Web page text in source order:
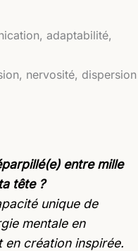
adaptabilité,
nervosité, dispersion
entre mille
tête ?
unique de
mentale en
création inspirée.